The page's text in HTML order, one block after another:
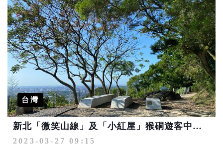
台灣
新北「微笑山線」及「小紅屋」猴硐遊客中心 榮獲台灣景觀大獎
2023-03-27 09:15